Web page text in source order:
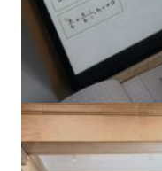
”-Ți-ai făcut
înțeles. La fizică nu
tu la română…?”
copilul să învețe cu
de Iulia Bahovski